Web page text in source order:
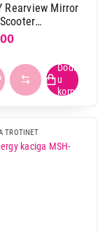
1
Rearview Mirror
TROTINET